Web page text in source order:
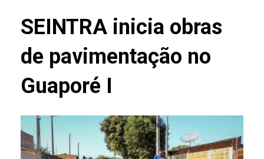
SEINTRA inicia obras
de pavimentação no
Guaporé I